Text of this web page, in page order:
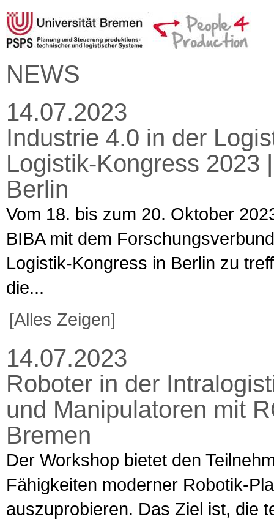
NEWS
14.07.2023
Industrie 4.0 in der
Logistik-Kongress 2023
Berlin
Vom 18. bis zum 20. Oktober
BIBA mit dem
Logistik-Kongress in Berlin zu
die...
[Alles Zeigen]
14.07.2023
Roboter in der
und Manipulatoren mit
Bremen
Der Workshop bietet den
Fähigkeiten moderner Robotik-
auszuprobieren. Das Ziel ist, die